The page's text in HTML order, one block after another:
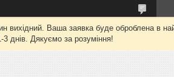
вихідний. Ваша заявка буде оброблена в
днів. Дякуємо за розуміння!